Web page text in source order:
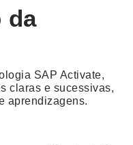
da
SAP Activate,
claras e sucessivas,
aprendizagens.